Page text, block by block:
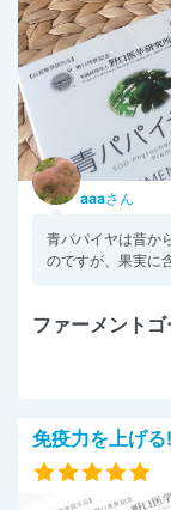
aaaさん
青パパイヤは昔か
のですが、果実に
ファーメントゴ
免疫力を上げる!